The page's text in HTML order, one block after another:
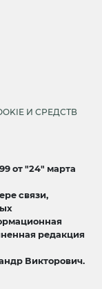
И СРЕДСТВ
от "24" марта
связи,
редакция
Викторович.